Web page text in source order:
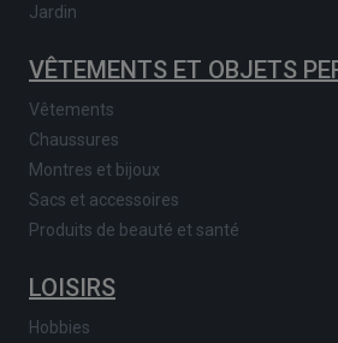
Jardin
VÊTEMENTS ET OBJETS
Vêtements
Chaussures
Montres et bijoux
Sacs et accessoires
Produits de beauté et santé
LOISIRS
Hobbies